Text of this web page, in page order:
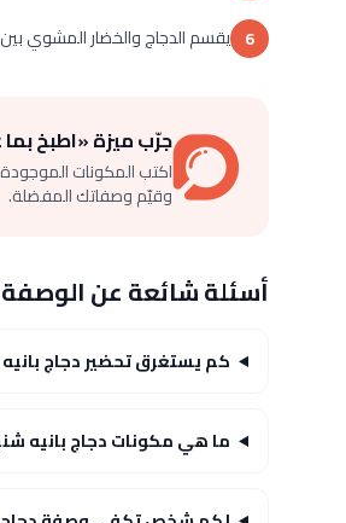
6 يقسم الدجاج والخضار المشوي
جرّب ميزة «اطبخ
اكتب المكونات
وقيّم وصفاتك المفضلة.
أسئلة شائعة عن الوصفة
كم يستغرق تحضير دجاج
ما هي مكونات دجاج بانيه